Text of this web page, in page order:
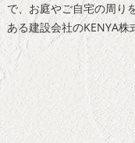
で、お庭やご自宅の周り
ある建設会社のKENYA株